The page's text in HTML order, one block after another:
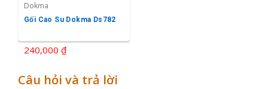
Dokma
Gối Cao Su Dokma Ds782
240,000 ₫
Câu hỏi và trả lời